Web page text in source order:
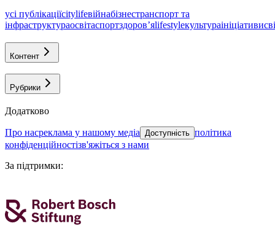
усі публікаціїcitylifeвійнабізнестранспорт та
інфраструктураосвітаспортздоровʼяlifestyleкультураініціативи
Контент
Рубрики
Додатково
про насреклама у нашому медіа Доступність політика
конфіденційностізв'яжіться з нами
За підтримки: